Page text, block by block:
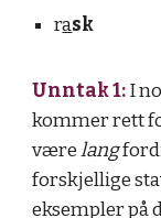
rask
Unntak 1:I
kommer rett
værelang
forskjellige
eksempler på